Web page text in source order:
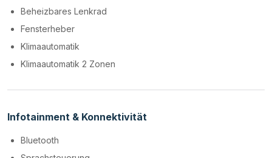
Beheizbares Lenkrad
Fensterheber
Klimaautomatik
Klimaautomatik 2 Zonen
Infotainment & Konnektivität
Bluetooth